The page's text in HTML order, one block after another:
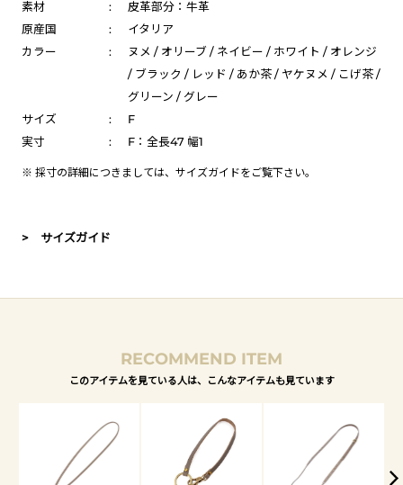
素材
:
皮革部分：牛革
原産国
:
イタリア
カラー
:
ヌメ / オリーブ / ネイビー / ホワイト / オレンジ
/ ブラック / レッド / あか茶 / ヤケヌメ / こげ茶 /
グリーン / グレー
サイズ
:
F
実寸
: F：全長47 幅1
※ 採寸の詳細につきましては、 サイズガイドをご覧下さい。
> サイズガイド
RECOMMEND ITEM
このアイテムを見ている人は、こんなアイテムも見ています